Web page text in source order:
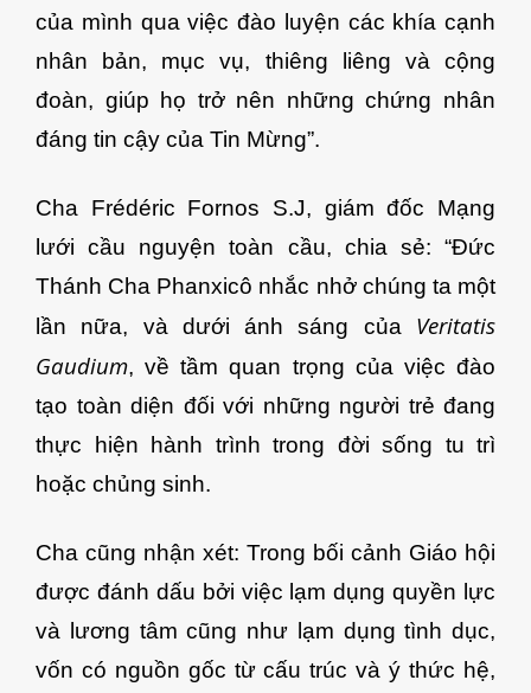
của mình qua việc đào luyện các khía cạnh
nhân bản, mục vụ, thiêng liêng và cộng
đoàn, giúp họ trở nên những chứng nhân
đáng tin cậy của Tin Mừng”.
Cha Frédéric Fornos S.J, giám đốc Mạng
lưới cầu nguyện toàn cầu, chia sẻ: “Đức
Thánh Cha Phanxicô nhắc nhở chúng ta một
lần nữa, và dưới ánh sáng của Veritatis
Gaudium, về tầm quan trọng của việc đào
tạo toàn diện đối với những người trẻ đang
thực hiện hành trình trong đời sống tu trì
hoặc chủng sinh.
Cha cũng nhận xét: Trong bối cảnh Giáo hội
được đánh dấu bởi việc lạm dụng quyền lực
và lương tâm cũng như lạm dụng tình dục,
vốn có nguồn gốc từ cấu trúc và ý thức hệ,